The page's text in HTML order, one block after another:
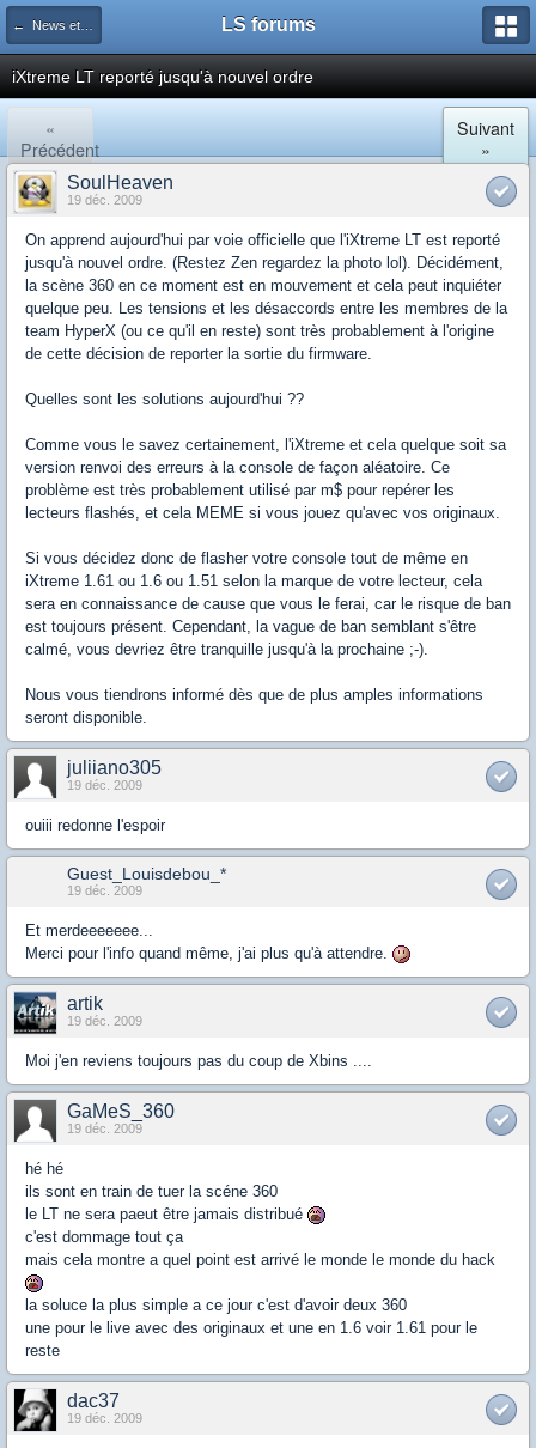
← News et actualités postées sur LS LS forums
iXtreme LT reporté jusqu'à nouvel ordre
«
Précédent
Suivant
»
SoulHeaven
19 déc. 2009
On apprend aujourd'hui par voie officielle que l'iXtreme LT est reporté
jusqu'à nouvel ordre. (Restez Zen regardez la photo lol). Décidément,
la scène 360 en ce moment est en mouvement et cela peut inquiéter
quelque peu. Les tensions et les désaccords entre les membres de la
team HyperX (ou ce qu'il en reste) sont très probablement à l'origine
de cette décision de reporter la sortie du firmware.
Quelles sont les solutions aujourd'hui ??
Comme vous le savez certainement, l'iXtreme et cela quelque soit sa
version renvoi des erreurs à la console de façon aléatoire. Ce
problème est très probablement utilisé par m$ pour repérer les
lecteurs flashés, et cela MEME si vous jouez qu'avec vos originaux.
Si vous décidez donc de flasher votre console tout de même en
iXtreme 1.61 ou 1.6 ou 1.51 selon la marque de votre lecteur, cela
sera en connaissance de cause que vous le ferai, car le risque de ban
est toujours présent. Cependant, la vague de ban semblant s'être
calmé, vous devriez être tranquille jusqu'à la prochaine ;-).
Nous vous tiendrons informé dès que de plus amples informations
seront disponible.
juliiano305
19 déc. 2009
ouiii redonne l'espoir
Guest_Louisdebou_*
19 déc. 2009
Et merdeeeeeee...
Merci pour l'info quand même, j'ai plus qu'à attendre.
artik
19 déc. 2009
Moi j'en reviens toujours pas du coup de Xbins ....
GaMeS_360
19 déc. 2009
hé hé
ils sont en train de tuer la scéne 360
le LT ne sera paeut être jamais distribué
c'est dommage tout ça
mais cela montre a quel point est arrivé le monde le monde du hack
la soluce la plus simple a ce jour c'est d'avoir deux 360
une pour le live avec des originaux et une en 1.6 voir 1.61 pour le
reste
dac37
19 déc. 2009